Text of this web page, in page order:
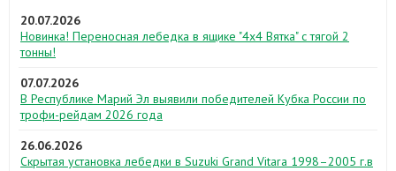
20.07.2026
Новинка! Переносная лебедка в ящике "4х4 Вятка" с тягой 2
тонны!
07.07.2026
В Республике Марий Эл выявили победителей Кубка России по
трофи-рейдам 2026 года
26.06.2026
Скрытая установка лебедки в Suzuki Grand Vitara 1998–2005 г.в